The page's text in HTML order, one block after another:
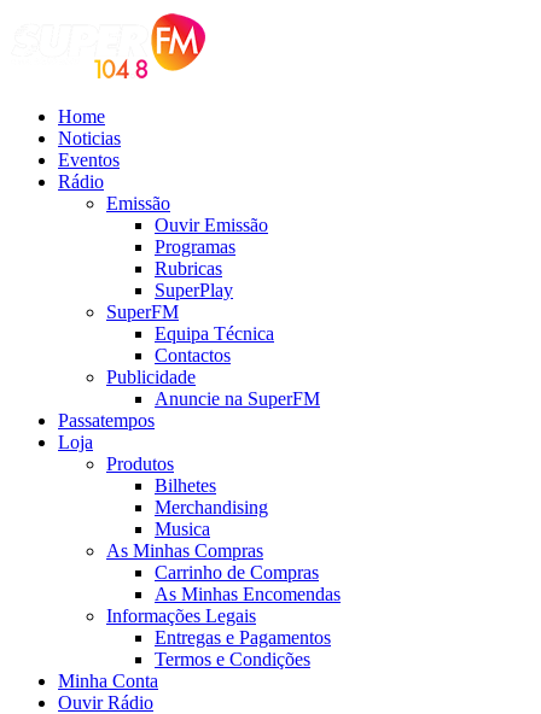
Home
Noticias
Eventos
Rádio
Emissão
Ouvir Emissão
Programas
Rubricas
SuperPlay
SuperFM
Equipa Técnica
Contactos
Publicidade
Anuncie na SuperFM
Passatempos
Loja
Produtos
Bilhetes
Merchandising
Musica
As Minhas Compras
Carrinho de Compras
As Minhas Encomendas
Informações Legais
Entregas e Pagamentos
Termos e Condições
Minha Conta
Ouvir Rádio